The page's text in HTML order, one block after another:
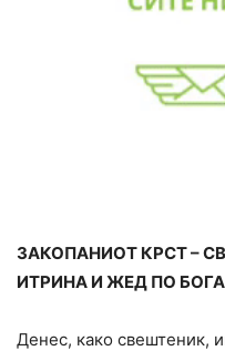
ЗАКОПАНИОТ КРСТ –
ИТРИНА И ЖЕД ПО БОГА
Денес, како свештеник,